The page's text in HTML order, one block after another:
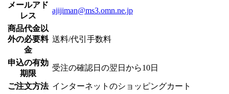
メールアド
レス
ajijiman@ms3.omn.ne.jp
商品代金以
外の必要料
金
送料/代引手数料
申込の有効
期限
受注の確認日の翌日から10日
ご注文方法 インターネットのショッピングカート